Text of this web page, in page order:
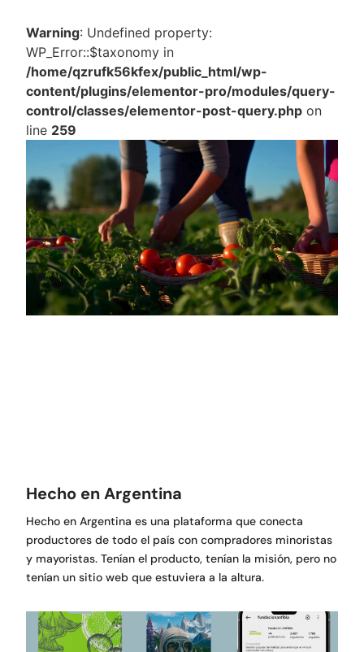
Warning: Undefined property:
WP_Error::$taxonomy in
/home/qzrufk56kfex/public_html/wp-
content/plugins/elementor-pro/modules/query-
control/classes/elementor-post-query.php on
line 259
Hecho en Argentina
Hecho en Argentina es una plataforma que conecta
productores de todo el país con compradores minoristas
y mayoristas. Tenían el producto, tenían la misión, pero no
tenían un sitio web que estuviera a la altura.